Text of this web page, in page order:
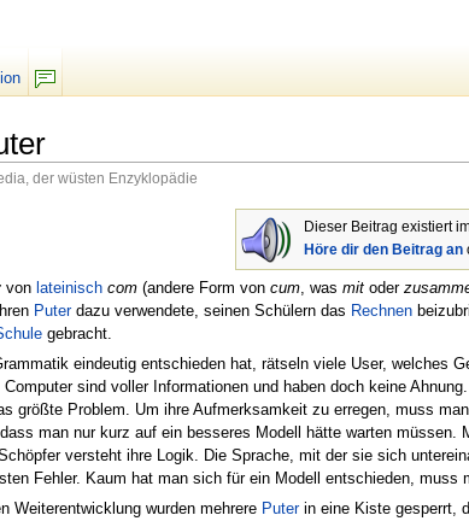
der wüsten Enzyklopädie
Dieser Beitrag existiert
Höre dir den Beitrag an
von lateinisch com (andere Form von cum , was mit oder
Puterdazu verwendete, seinen Schülern das Rechnen
gebracht.
eindeutig entschieden hat, rätseln viele User, welches
sind voller Informationen und haben doch keine
größte Problem. Um ihre Aufmerksamkeit zu erregen, muss
man nur kurz auf ein besseres Modell hätte warten müssen.
versteht ihre Logik. Die Sprache, mit der sie sich
Fehler. Kaum hat man sich für ein Modell entschieden,
Weiterentwicklung wurden mehrere Puterin eine Kiste gesperrt,